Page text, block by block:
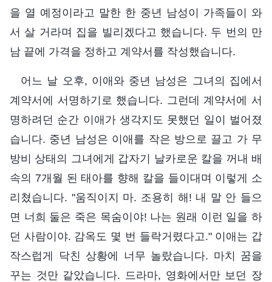
을 열 예정이라고 말한 한 중년 남성이 가족들이 와
서 살 거라며 집을 빌리겠다고 했습니다. 두 번의 만
남 끝에 가격을 정하고 계약서를 작성했습니다.
어느 날 오후, 이애와 중년 남성은 그녀의 집에서
계약서에 서명하기로 했습니다. 그런데 계약서에 서
명하려던 순간 이애가 생각지도 못했던 일이 벌어졌
습니다. 중년 남성은 이애를 작은 방으로 끌고 가 무
방비 상태의 그녀에게 갑자기 날카로운 칼을 꺼내 배
속의 7개월 된 태아를 향해 칼을 들이대며 이렇게 소
리쳤습니다. "움직이지 마. 조용히 해! 내 말 안 들으
면 너희 둘은 죽은 목숨이야! 나는 원래 이런 일을 하
던 사람이야. 감옥도 몇 번 들락거렸다고." 이애는 갑
작스럽게 닥친 상황에 너무 놀랐습니다. 마치 꿈을
꾸는 것만 같았습니다. 드라마, 영화에서만 보던 장